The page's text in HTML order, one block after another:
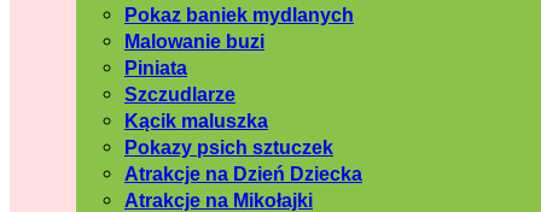
Pokaz baniek mydlanych
Malowanie buzi
Piniata
Szczudlarze
Kącik maluszka
Pokazy psich sztuczek
Atrakcje na Dzień Dziecka
Atrakcje na Mikołajki